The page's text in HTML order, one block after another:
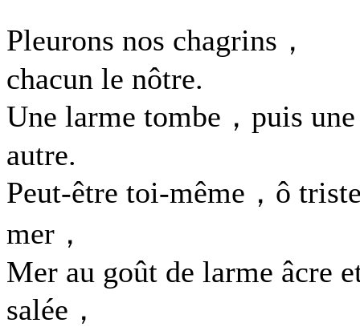
Pleurons nos chagrins，
chacun le nôtre.
Une larme tombe，puis une
autre.
Peut-être toi-même，ô
mer，
Mer au goût de larme âcre
salée，